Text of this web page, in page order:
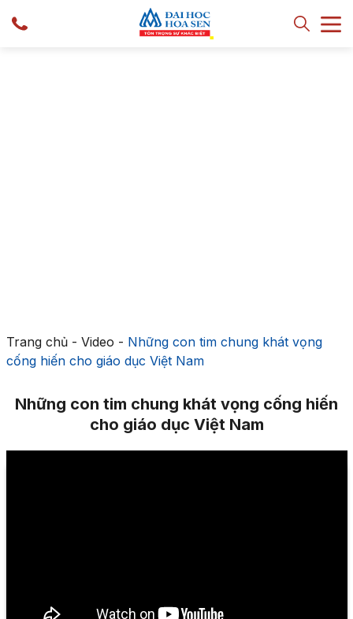
Trang chủ- Video - Những con tim chung khát vọng
cống hiến cho giáo dục Việt Nam
Những con tim chung khát vọng cống hiến
cho giáo dục Việt Nam